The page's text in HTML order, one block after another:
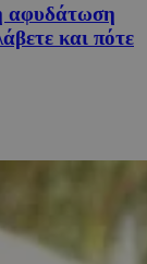
αφυδάτωση
και πότε